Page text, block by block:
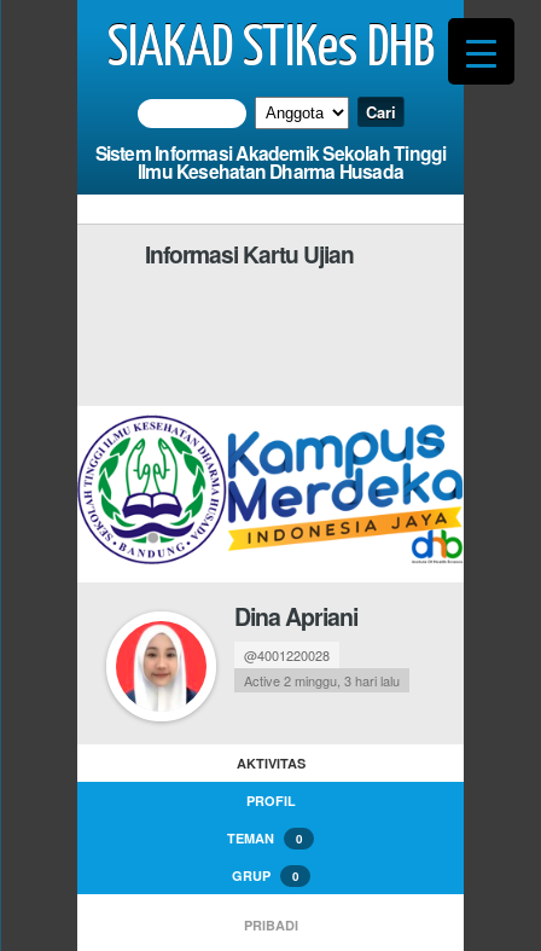
SIAKAD STIKes DHB
Sistem Informasi Akademik Sekolah Tinggi
Ilmu Kesehatan Dharma Husada
Informasi Kartu Ujian
Dina Apriani
@4001220028
Active 2 minggu, 3 hari lalu
AKTIVITAS
PROFIL
TEMAN 0
GRUP 0
PRIBADI